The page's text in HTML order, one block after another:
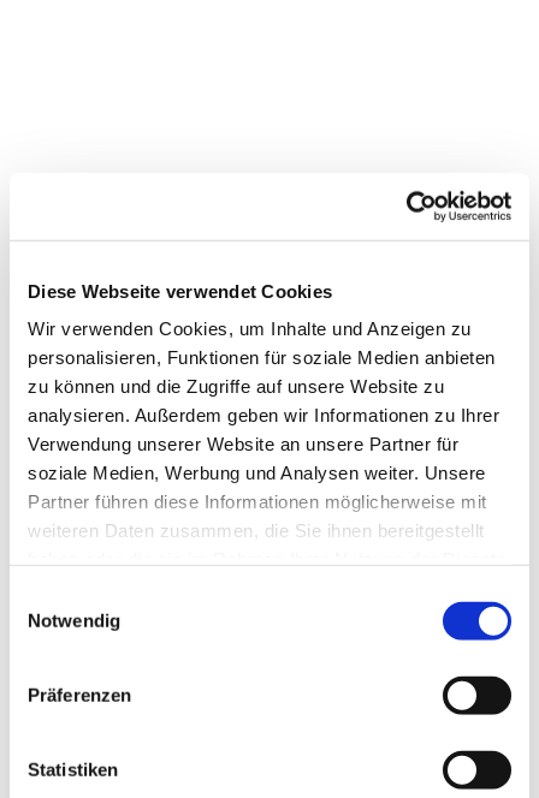
Diese Webseite verwendet Cookies
Wir verwenden Cookies, um Inhalte und Anzeigen zu
personalisieren, Funktionen für soziale Medien anbieten
zu können und die Zugriffe auf unsere Website zu
analysieren. Außerdem geben wir Informationen zu Ihrer
Verwendung unserer Website an unsere Partner für
soziale Medien, Werbung und Analysen weiter. Unsere
Partner führen diese Informationen möglicherweise mit
weiteren Daten zusammen, die Sie ihnen bereitgestellt
Notwendig
Präferenzen
Statistiken
Dies könnte Sie auch
interessieren